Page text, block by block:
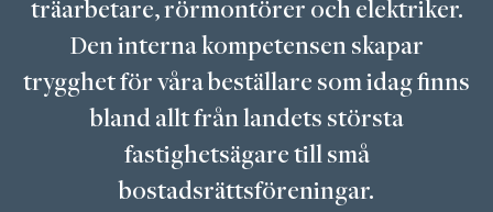
träarbetare, rörmontörer och elektriker.
Den interna kompetensen skapar
trygghet för våra beställare som idag finns
bland allt från landets största
fastighetsägare till små
bostadsrättsföreningar.